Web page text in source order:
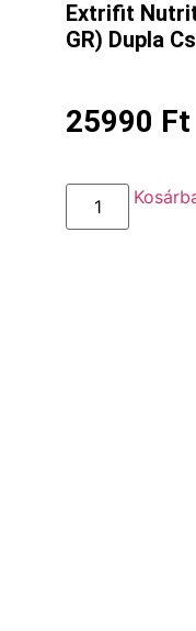
Extrifit
GR) Dupla
25990 Ft